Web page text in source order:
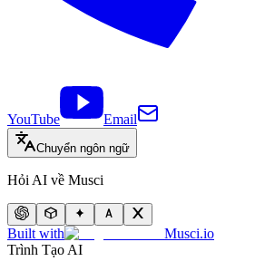
YouTube Email
Chuyển ngôn ngữ
Hỏi AI về Musci
Built with
Musci.io
Trình Tạo AI